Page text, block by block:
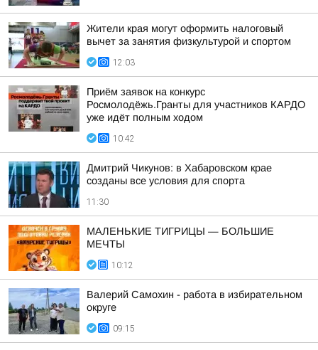
Жители края могут оформить налоговый
вычет за занятия физкультурой и спортом
12:03
Приём заявок на конкурс
Росмолодёжь.Гранты для участников КАРДО
уже идёт полным ходом
10:42
Дмитрий Чикунов: в Хабаровском крае
созданы все условия для спорта
11:30
МАЛЕНЬКИЕ ТИГРИЦЫ — БОЛЬШИЕ
МЕЧТЫ
10:12
Валерий Самохин - работа в избирательном
округе
09:15